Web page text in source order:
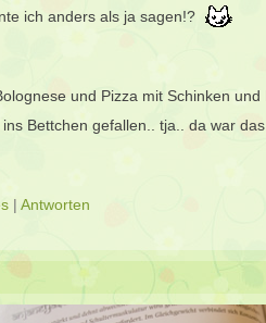
ich anders als ja sagen!?
und Pizza mit Schinken
Bettchen gefallen.. tja.. da war
| Antworten